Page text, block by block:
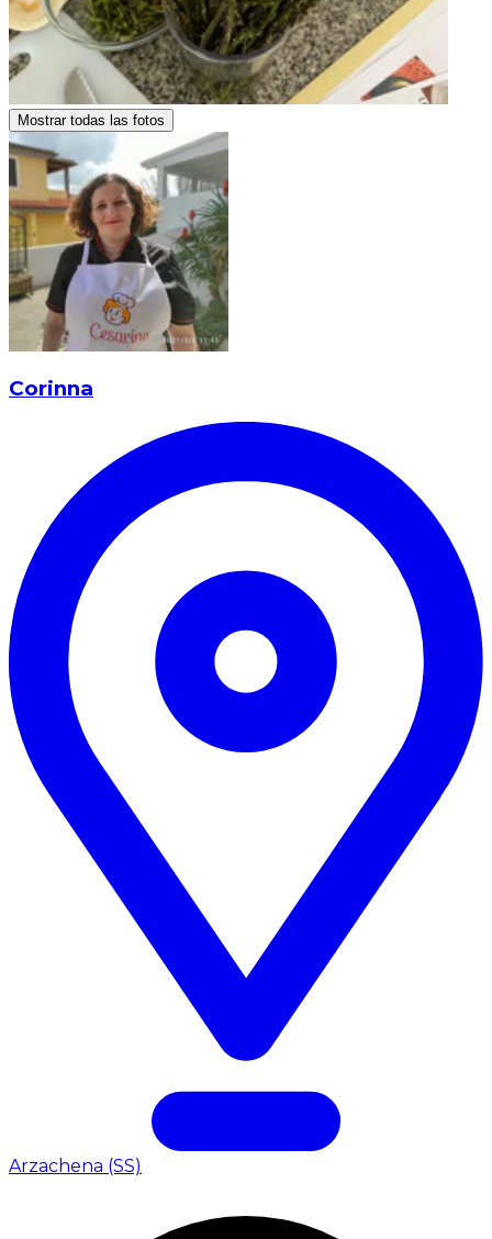
Mostrar todas las fotos
Corinna
Arzachena (SS)